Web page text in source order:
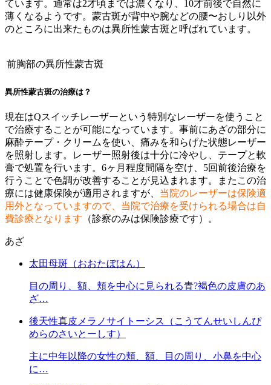
ています。通常は2才頃までは濃くなり、10才前後で自然に
薄くなるようです。蒙古斑が背中や腕などの腰〜おしり以外
のところに出来たものは異所性蒙古斑と呼ばれています。
前胸部の異所性蒙古斑
異所性蒙古斑の治療は？
現在はQスイッチレーザーという特別なレーザーを使うこと
で治療することが可能になっています。事前にあざの部分に
麻酔テープ・クリームを使い、痛みを和らげた状態レーザー
を照射します。レーザー照射後は十分に冷やし、テープと軟
膏で処置を行います。6ヶ月程度間隔を空け、5回前後治療を
行うことで色調が改善することが見込まれます。またこの治
療には健康保険が適用されますが、 当院のレーザーは保険適
用外となっていますので、当院で治療を受けられる場合は自
費診療となります （診察のみは保険診療です）。
あざ
太田母斑（おおたぼはん）
目の周り、額、頬を中心に見られる青?褐色の皮膚のあ
ざ…
後天性真皮メラノサイトーシス（こうてんせいしんぴ
めらのさいとーしす）
主に中年以降の女性の頬、額、目の周り、小鼻を中心
に…